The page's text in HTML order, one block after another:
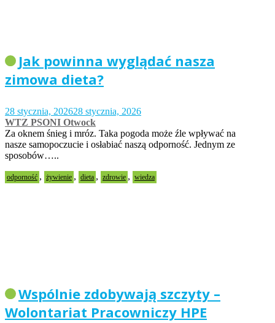
Jak powinna wyglądać nasza
zimowa dieta?
28 stycznia, 202628 stycznia, 2026
WTZ PSONI Otwock
Za oknem śnieg i mróz. Taka pogoda może źle wpływać na
nasze samopoczucie i osłabiać naszą odporność. Jednym ze
sposobów…..
odporność , żywienie , dieta , zdrowie , wiedza
Wspólnie zdobywają szczyty –
Wolontariat Pracowniczy HPE